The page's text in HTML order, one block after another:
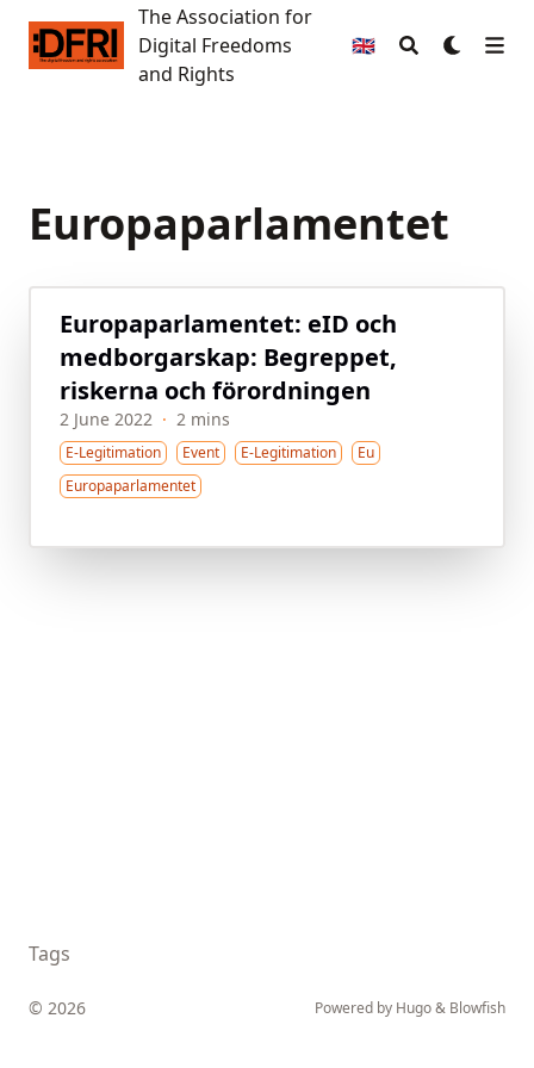
The Association for Digital Freedoms and Rights
The Association for
Digital Freedoms
and Rights
🇬🇧
Europaparlamentet
Europaparlamentet: eID och
medborgarskap: Begreppet,
riskerna och förordningen
2 June 2022 · 2 mins
E-Legitimation Event E-Legitimation
Eu
Europaparlamentet
Tags
© 2026 Powered by Hugo& Blowfish